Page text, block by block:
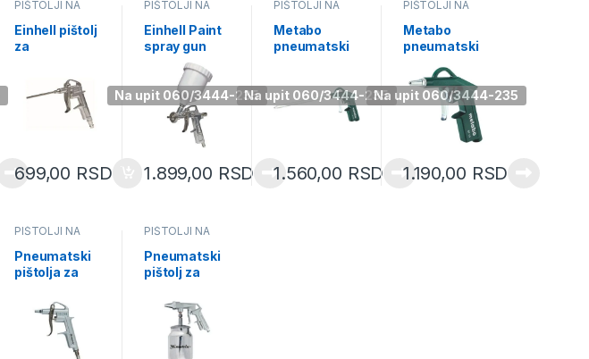
PIŠTOLJI NA
Einhell pištolj
za
(4133102)
699,00 RSD
Na upit 060/3444-235
PIŠTOLJI NA
Einhell Paint
spray gun
4133000
1.899,00 RSD
Na upit 060/3444-235
PIŠTOLJI NA
Metabo
pneumatski
dugački BP
210
1.560,00 RSD
Na upit 060/3444-235
PIŠTOLJI NA
Metabo
pneumatski
izduvavanje
BP 10
601579000
1.190,00 RSD
PIŠTOLJI NA
Pneumatski
pištolja za
573309
PIŠTOLJI NA
Pneumatski
pištolj za
573269